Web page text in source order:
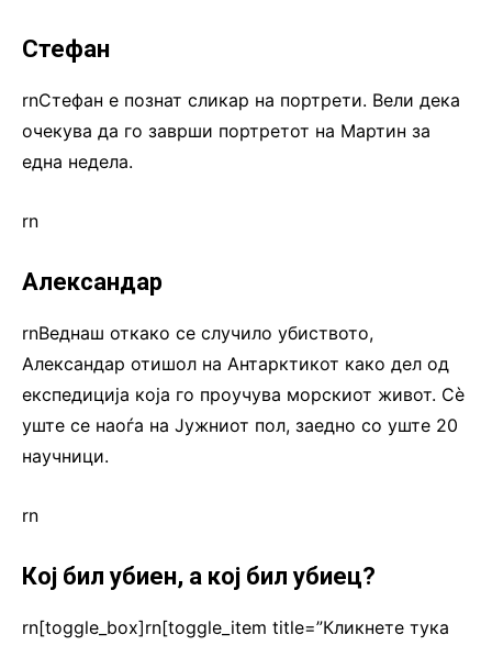
Стефан
rnСтефан е познат сликар на портрети. Вели дека
очекува да го заврши портретот на Мартин за
една недела.
rn
Александар
rnВеднаш откако се случило убиството,
Александар отишол на Антарктикот како дел од
експедиција која го проучува морскиот живот. Сѐ
уште се наоѓа на Јужниот пол, заедно со уште 20
научници.
rn
Кој бил убиен, а кој бил убиец?
rn[toggle_box]rn[toggle_item title=”Кликнете тука